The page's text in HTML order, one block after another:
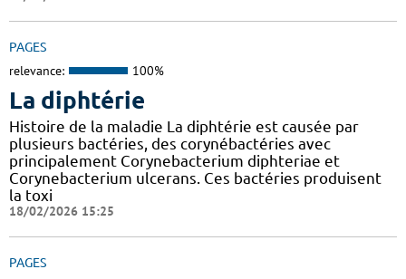
PAGES
relevance: 100%
La diphtérie
Histoire de la maladie La diphtérie est causée par
plusieurs bactéries, des corynébactéries avec
principalement Corynebacterium diphteriae et
Corynebacterium ulcerans. Ces bactéries produisent
la toxi
18/02/2026 15:25
PAGES